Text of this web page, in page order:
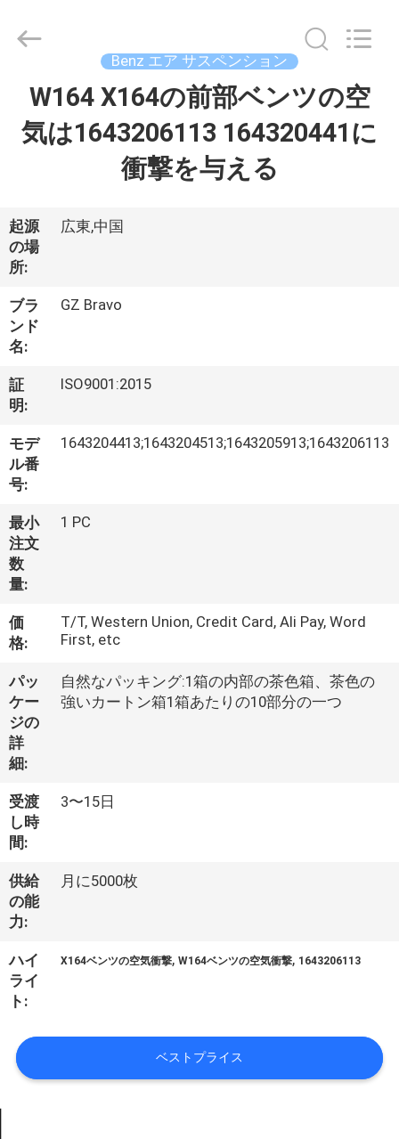
私
達
に
つ
い
て
工
場
旅
質
管
理
私
達
に
絡
し
な
さ
supplier.
Copyright
2020
Guangzhou
Bravo
Auto
Parts
Limited.
Reserved.
Developed
ECER
Benz エア サスペンション
W164 X164の前部ベンツの空
気は1643206113 164320441に
衝撃を与える
起源
の場
所:
広東,中国
ブラ
ンド
名:
GZ Bravo
証
明:
ISO9001:2015
モデ
ル番
号:
1643204413;1643204513;1643205913;1643206113
最小
注文
数
量:
1 PC
価
格:
T/T, Western Union, Credit Card, Ali Pay, Word
First, etc
パッ
ケー
ジの
詳
細:
自然なパッキング:1箱の内部の茶色箱、茶色の
強いカートン箱1箱あたりの10部分の一つ
受渡
し時
間:
3〜15日
供給
の能
力:
月に5000枚
ハイ
ライ
ト:
X164ベンツの空気衝撃,W164ベンツの空気衝撃, 1643206113
ベストプライス